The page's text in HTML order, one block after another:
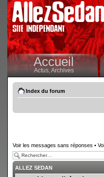
Accueil
Actus,Archives
Index du forum
Voir les messages sans réponses •
ALLEZ SEDAN